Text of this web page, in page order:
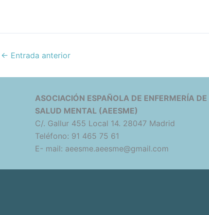
← Entrada anterior
ASOCIACIÓN ESPAÑOLA DE ENFERMERÍA DE
SALUD MENTAL (AEESME)
C/. Gallur 455 Local 14. 28047 Madrid
Teléfono: 91 465 75 61
E- mail: aeesme.aeesme@gmail.com